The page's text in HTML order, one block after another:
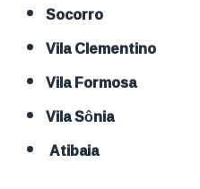
Socorro
Vila Clementino
Vila Formosa
Vila Sônia
Atibaia